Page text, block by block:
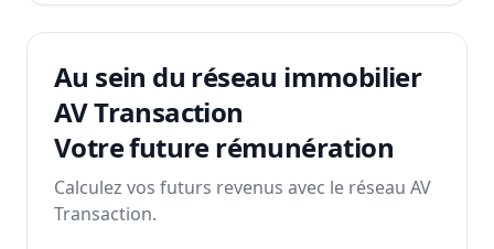
Au sein du réseau immobilier
AV Transaction
Votre future rémunération
Calculez vos futurs revenus avec le réseau AV
Transaction.